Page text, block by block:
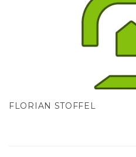
FLORIAN STOFFEL